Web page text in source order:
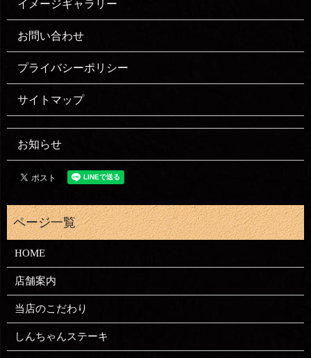
イメージギャラリー
お問い合わせ
プライバシーポリシー
サイトマップ
お知らせ
HOME
店舗案内
当店のこだわり
しんちゃんステーキ